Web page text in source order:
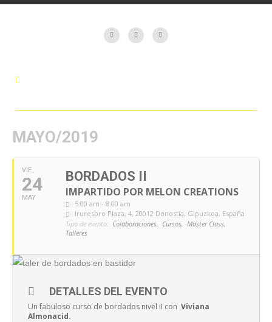
MAYO/2019
VIE
24
MAY
BORDADOS II
IMPARTIDO POR MELON CREATIONS
5:00 am - 8:00 am
Iruresoro Plaza, 4, 20012 Donostia, Gipuzkoa, España
Tipo de evento: Colaboraciones, Cursos, Master Class,
Talleres
DETALLES DEL EVENTO
Un fabuloso curso de bordados nivel II con Viviana
Almonacid.